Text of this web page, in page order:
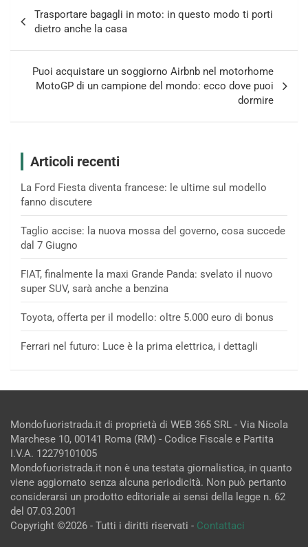
articoli
Trasportare bagagli in moto: in questo modo ti porti
dietro anche la casa
Puoi acquistare un soggiorno Airbnb nel motorhome
MotoGP di un campione del mondo: ecco dove puoi
dormire
Articoli recenti
La Ford Fiesta diventa francese: le ultime sul modello
fanno discutere
Taglio accise: la nuova mossa del governo, cosa succede
dal 7 Giugno
FIAT, finalmente la maxi Grande Panda: svelato il nuovo
super SUV, sarà anche a benzina
Toyota, offerta per il modello: oltre 5.000 euro di bonus
Ferrari nel futuro: Luce è la prima elettrica, i dettagli
Mondofuoristrada.it di proprietà di WEB 365 SRL - Via Nicola
Marchese 10, 00141 Roma (RM) - Codice Fiscale e Partita
I.V.A. 12279101005
Mondofuoristrada.it non è una testata giornalistica, in quanto
viene aggiornato senza alcuna periodicità. Non può pertanto
considerarsi un prodotto editoriale ai sensi della legge n. 62
del 07.03.2001
Copyright ©2026 - Tutti i diritti riservati - Contattaci